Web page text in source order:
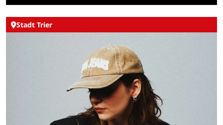
Stadt Trier